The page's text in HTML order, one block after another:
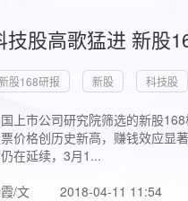
技股高歌猛进 新股
股168研报 新股 科技股
上市公司研究院筛选的新股
价格创历史新高，赚钱效应显
在延续，3月1...
/文
2018-04-11 11:54